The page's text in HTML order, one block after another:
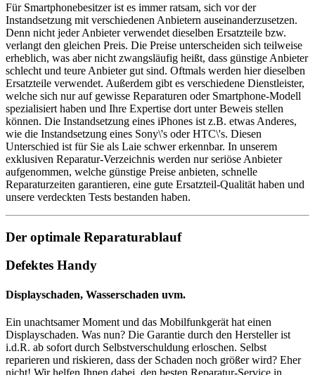
Für Smartphonebesitzer ist es immer ratsam, sich vor der
Instandsetzung mit verschiedenen Anbietern auseinanderzusetzen.
Denn nicht jeder Anbieter verwendet dieselben Ersatzteile bzw.
verlangt den gleichen Preis. Die Preise unterscheiden sich teilweise
erheblich, was aber nicht zwangsläufig heißt, dass günstige Anbieter
schlecht und teure Anbieter gut sind. Oftmals werden hier dieselben
Ersatzteile verwendet. Außerdem gibt es verschiedene Dienstleister,
welche sich nur auf gewisse Reparaturen oder Smartphone-Modell
spezialisiert haben und Ihre Expertise dort unter Beweis stellen
können. Die Instandsetzung eines iPhones ist z.B. etwas Anderes,
wie die Instandsetzung eines Sony\'s oder HTC\'s. Diesen
Unterschied ist für Sie als Laie schwer erkennbar. In unserem
exklusiven Reparatur-Verzeichnis werden nur seriöse Anbieter
aufgenommen, welche günstige Preise anbieten, schnelle
Reparaturzeiten garantieren, eine gute Ersatzteil-Qualität haben und
unsere verdeckten Tests bestanden haben.
Der optimale Reparaturablauf
Defektes Handy
Displayschaden, Wasserschaden uvm.
Ein unachtsamer Moment und das Mobilfunkgerät hat einen
Displayschaden. Was nun? Die Garantie durch den Hersteller ist
i.d.R. ab sofort durch Selbstverschuldung erloschen. Selbst
reparieren und riskieren, dass der Schaden noch größer wird? Eher
nicht! Wir helfen Ihnen dabei, den besten Reparatur-Service in